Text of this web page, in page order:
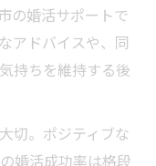
の婚活サポートで
アドバイスや、同
持ちを維持する後
切。ポジティブな
婚活成功率は格段